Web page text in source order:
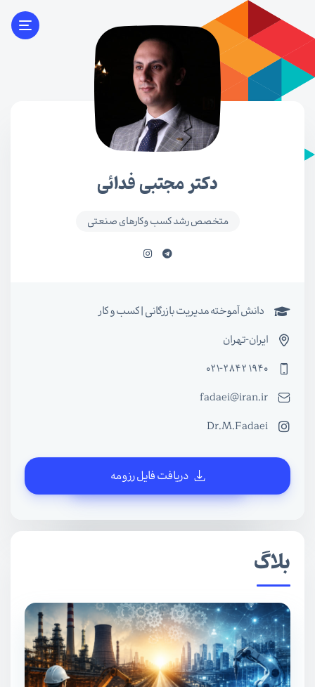
دکتر مجتبی فدائی
متخصص رشد کسب وکارهای صنعتی
دانش آموخته مدیریت بازرگانی | کسب و کار
ایران-تهران
021-2842 1940
fadaei@iran.ir
Dr.M.Fadaei
دریافت فایل رزومه
بلاگ